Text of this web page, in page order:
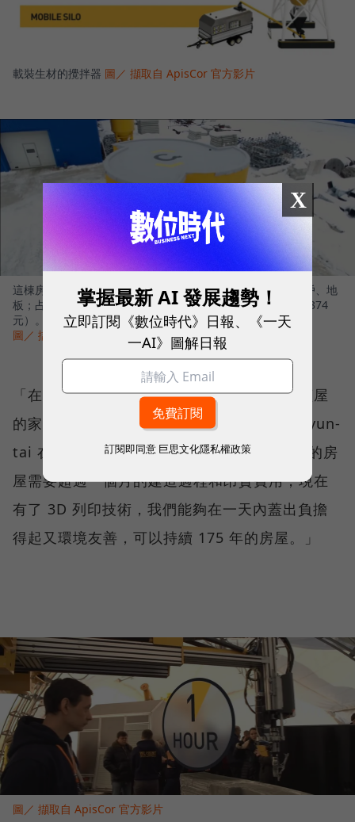
載裝生材的攪拌器 圖／ 擷取自 ApisCor 官方影片
這棟房屋利用 ApisCor 在一天內完成，包含地基、屋頂、窗戶、地
板；占地 32 平方公尺，共只花了 10,134 美元（約台幣 308,374
元）。
圖／ 擷取自 ApisCor 官方影片
「在世界的六大洲上，有著無法負擔買屋或蓋屋
的家庭。」ApisCor 的發明者 Nikita Chen-yun-
tai 在一次訪談中如此說。「在過去，一棟好的房
屋需要超過一個月的建造過程和昂貴費用，現在
有了 3D 列印技術，我們能夠在一天內蓋出負擔
得起又環境友善，可以持續 175 年的房屋。」
圖／ 擷取自 ApisCor 官方影片
X
掌握最新 AI 發展趨勢！
立即訂閱《數位時代》日報、《一天
一AI》圖解日報
訂閱即同意 巨思文化隱私權政策